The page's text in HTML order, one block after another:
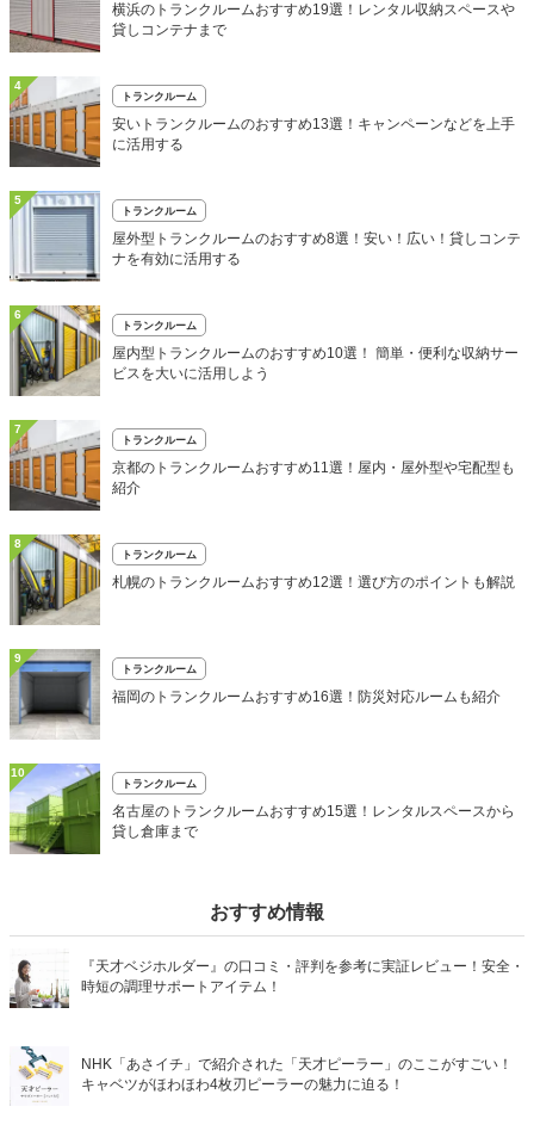
横浜のトランクルームおすすめ19選！レンタル収納スペースや
貸しコンテナまで
4
トランクルーム
安いトランクルームのおすすめ13選！キャンペーンなどを上手
に活用する
5
トランクルーム
屋外型トランクルームのおすすめ8選！安い！広い！貸しコンテ
ナを有効に活用する
6
トランクルーム
屋内型トランクルームのおすすめ10選！ 簡単・便利な収納サー
ビスを大いに活用しよう
7
トランクルーム
京都のトランクルームおすすめ11選！屋内・屋外型や宅配型も
紹介
8
トランクルーム
札幌のトランクルームおすすめ12選！選び方のポイントも解説
9
トランクルーム
福岡のトランクルームおすすめ16選！防災対応ルームも紹介
10
トランクルーム
名古屋のトランクルームおすすめ15選！レンタルスペースから
貸し倉庫まで
おすすめ情報
『天才ベジホルダー』の口コミ・評判を参考に実証レビュー！安全・
時短の調理サポートアイテム！
NHK「あさイチ」で紹介された「天才ピーラー」のここがすごい！
キャベツがほわほわ4枚刃ピーラーの魅力に迫る！